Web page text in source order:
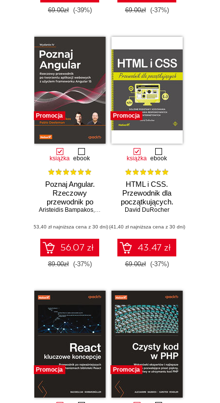
69.00zł (-39%) 69.00zł (-37%)
Promocja
książka ebook
Poznaj Angular.
Rzeczowy
przewodnik po
tworzeniu aplikacji
użyciem
frameworku
Angular 15.
Wydanie IV
Aristeidis Bampakos, Pablo Deeleman
(53,40 zł najniższa cena z 30 dni)
56.07 zł
89.00zł (-37%)
Promocja
książka ebook
HTML i CSS.
Przewodnik dla
początkujących.
Solidne podstawy
projektowania
responsywnych
stron
internetowych
David DuRocher
(41,40 zł najniższa cena z 30 dni)
43.47 zł
69.00zł (-37%)
Promocja Promocja